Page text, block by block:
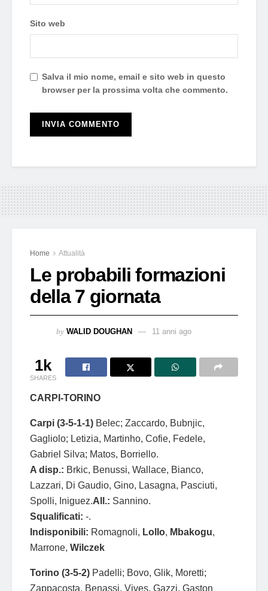
Sito web
Salva il mio nome, email e sito web in questo
browser per la prossima volta che commento.
Home Attualità
Le probabili formazioni
della 7 giornata
by WALID DOUGHAN 11 anni ago
1k
SHARES
CARPI-TORINO
Carpi (3-5-1-1) Belec; Zaccardo, Bubnjic,
Gagliolo; Letizia, Martinho, Cofie, Fedele,
Gabriel Silva; Matos, Borriello.
A disp.: Brkic, Benussi, Wallace, Bianco,
Lazzari, Di Gaudio, Gino, Lasagna, Pasciuti,
Spolli, Iniguez.All.: Sannino.
Squalificati: -.
Indisponibili: Romagnoli, Lollo, Mbakogu,
Marrone, Wilczek
Torino (3-5-2) Padelli; Bovo, Glik, Moretti;
Zappacosta, Benassi, Vives, Gazzi, Gaston